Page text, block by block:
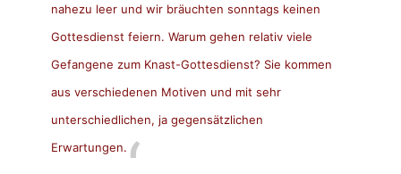
nahezu leer und wir bräuchten sonntags keinen
Gottesdienst feiern. Warum gehen relativ viele
Gefangene zum Knast-Gottesdienst? Sie kommen
aus verschiedenen Motiven und mit sehr
unterschiedlichen, ja gegensätzlichen
Erwartungen.